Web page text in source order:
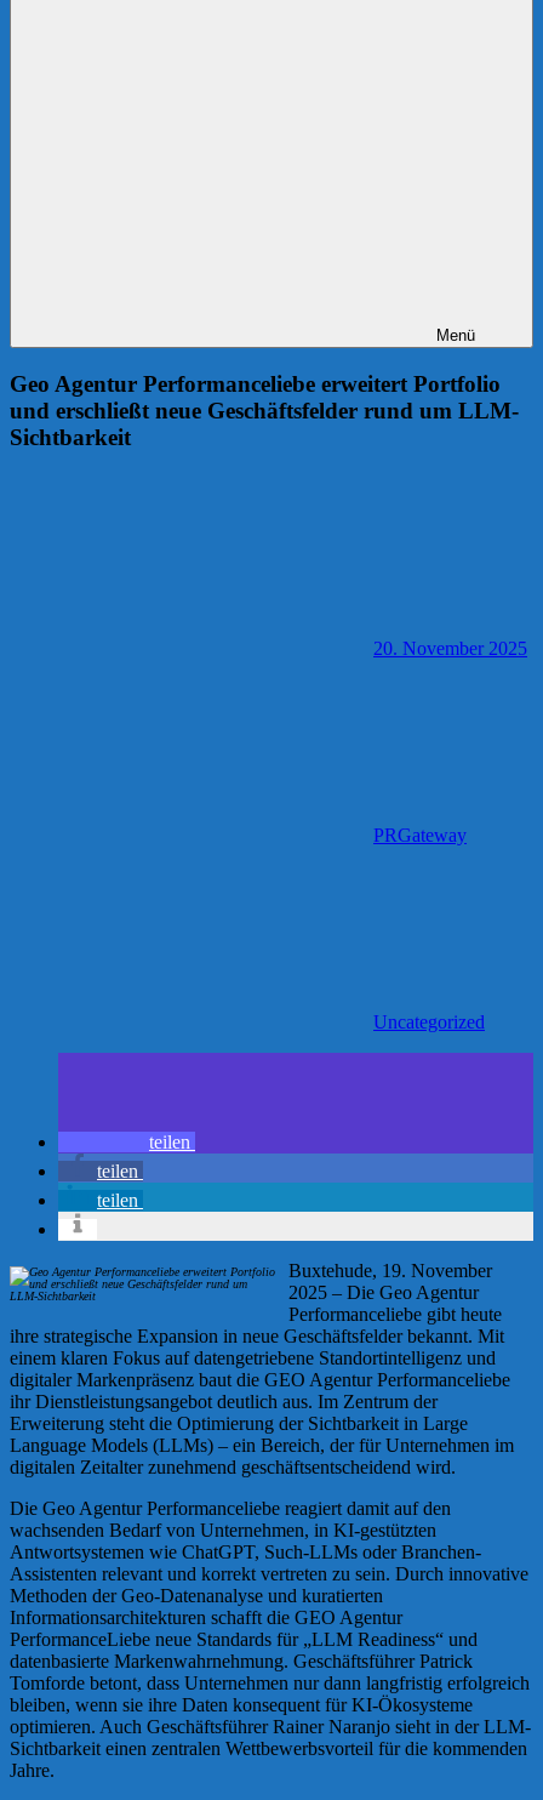
Menü
Geo Agentur Performanceliebe erweitert Portfolio
und erschließt neue Geschäftsfelder rund um LLM-
Sichtbarkeit
20. November 2025
PRGateway
Uncategorized
teilen
teilen
teilen
Buxtehude, 19. November
2025 – Die Geo Agentur
Performanceliebe gibt heute
ihre strategische Expansion in neue Geschäftsfelder bekannt. Mit
einem klaren Fokus auf datengetriebene Standortintelligenz und
digitaler Markenpräsenz baut die GEO Agentur Performanceliebe
ihr Dienstleistungsangebot deutlich aus. Im Zentrum der
Erweiterung steht die Optimierung der Sichtbarkeit in Large
Language Models (LLMs) – ein Bereich, der für Unternehmen im
digitalen Zeitalter zunehmend geschäftsentscheidend wird.
Die Geo Agentur Performanceliebe reagiert damit auf den
wachsenden Bedarf von Unternehmen, in KI-gestützten
Antwortsystemen wie ChatGPT, Such-LLMs oder Branchen-
Assistenten relevant und korrekt vertreten zu sein. Durch innovative
Methoden der Geo-Datenanalyse und kuratierten
Informationsarchitekturen schafft die GEO Agentur
PerformanceLiebe neue Standards für „LLM Readiness“ und
datenbasierte Markenwahrnehmung. Geschäftsführer Patrick
Tomforde betont, dass Unternehmen nur dann langfristig erfolgreich
bleiben, wenn sie ihre Daten konsequent für KI-Ökosysteme
optimieren. Auch Geschäftsführer Rainer Naranjo sieht in der LLM-
Sichtbarkeit einen zentralen Wettbewerbsvorteil für die kommenden
Jahre.